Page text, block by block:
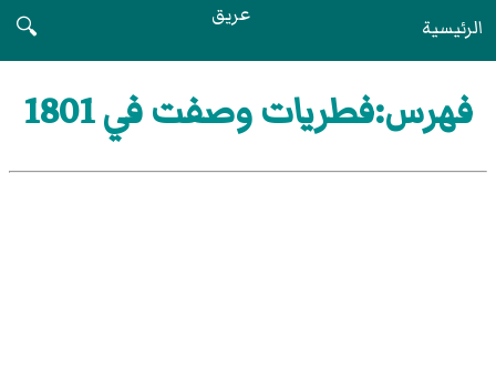
الرئيسية عريق
🔍
فهرس:فطريات وصفت في 1801